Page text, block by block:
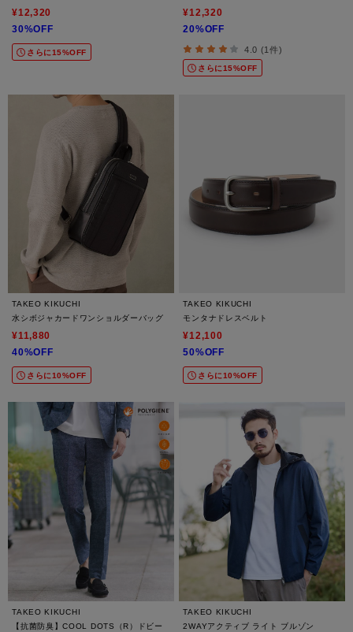
¥12,320
30%OFF
さらに15%OFF
¥12,320
20%OFF
4.0 (1件)
さらに15%OFF
TAKEO KIKUCHI
水シボジャカードワンショルダーバッグ
¥11,880
40%OFF
さらに10%OFF
TAKEO KIKUCHI
モンタナドレスベルト
¥12,100
50%OFF
さらに10%OFF
TAKEO KIKUCHI
【抗菌防臭】COOL DOTS（R）ドビー
TAKEO KIKUCHI
2WAYアクティブ ライト ブルゾン